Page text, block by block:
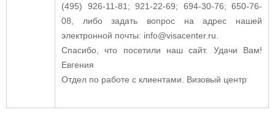
(495) 926-11-81; 921-22-69; 694-30-76; 650-76-
08, либо задать вопрос на адрес нашей
электронной почты: info@visacenter.ru.
Спасибо, что посетили наш сайт. Удачи Вам!
Евгения
Отдел по работе с клиентами. Визовый центр